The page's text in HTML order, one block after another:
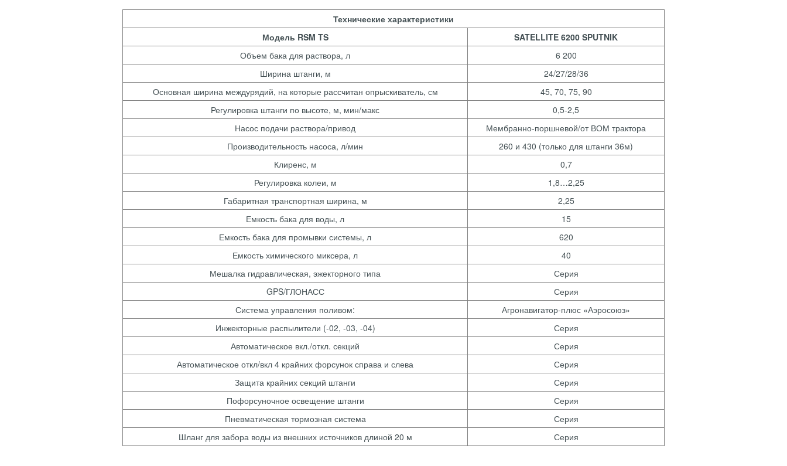
Технические характеристики
Модель RSM TS
SATELLITE 6200 SPUTNIK
Объем бака для раствора, л
6 200
Ширина штанги, м
24/27/28/36
Основная ширина междурядий, на которые рассчитан опрыскиватель, см
45, 70, 75, 90
Регулировка штанги по высоте, м, мин/макс
0,5-2,5
Насос подачи раствора/привод
Мембранно-поршневой/от ВОМ трактора
Производительность насоса, л/мин
260 и 430 (только для штанги 36м)
Клиренс, м
0,7
Регулировка колеи, м
1,8…2,25
Габаритная транспортная ширина, м
2,25
Емкость бака для воды, л
15
Емкость бака для промывки системы, л
620
Емкость химического миксера, л
40
Мешалка гидравлическая, эжекторного типа
Серия
GPS/ГЛОНАСС
Серия
Система управления поливом:
Агронавигатор-плюс «Аэросоюз»
Инжекторные распылители (-02, -03, -04)
Серия
Автоматическое вкл./откл. секций
Серия
Автоматическое откл/вкл 4 крайних форсунок справа и слева
Серия
Защита крайних секций штанги
Серия
Пофорсуночное освещение штанги
Серия
Пневматическая тормозная система
Серия
Шланг для забора воды из внешних источников длиной 20 м
Серия